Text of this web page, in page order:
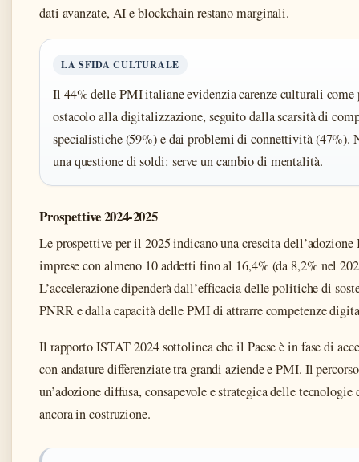
dati avanzate, AI e blockchain restano marginali.
LA SFIDA CULTURALE
Il 44% delle PMI italiane evidenzia carenze culturali come
ostacolo alla digitalizzazione, seguito dalla scarsità di
specialistiche (59%) e dai problemi di connettività (47%).
una questione di soldi: serve un cambio di mentalità.
Prospettive 2024-2025
Le prospettive per il 2025 indicano una crescita
imprese con almeno 10 addetti fino al 16,4% (da 8,2% nel
L’accelerazione dipenderà dall’efficacia delle politiche di
PNRR e dalla capacità delle PMI di attrarre competenze
Il rapporto ISTAT 2024 sottolinea che il Paese è in fase di
con andature differenziate tra grandi aziende e PMI. Il
un’adozione diffusa, consapevole e strategica delle
ancora in costruzione.